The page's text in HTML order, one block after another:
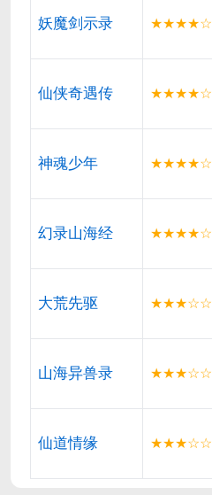
妖魔剑示录 ★★★★☆
仙侠奇遇传 ★★★★☆
神魂少年 ★★★★☆
幻录山海经 ★★★★☆
大荒先驱 ★★★☆☆
山海异兽录 ★★★☆☆
仙道情缘 ★★★☆☆